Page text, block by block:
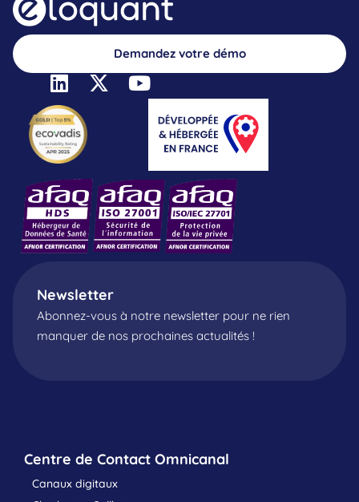
Demandez votre démo
Newsletter
Abonnez-vous à notre newsletter pour ne rien
manquer de nos prochaines actualités !
Centre de Contact Omnicanal
Canaux digitaux